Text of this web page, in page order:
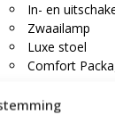
In- en
Zwaailamp
Luxe stoel
Comfort
Compleet met